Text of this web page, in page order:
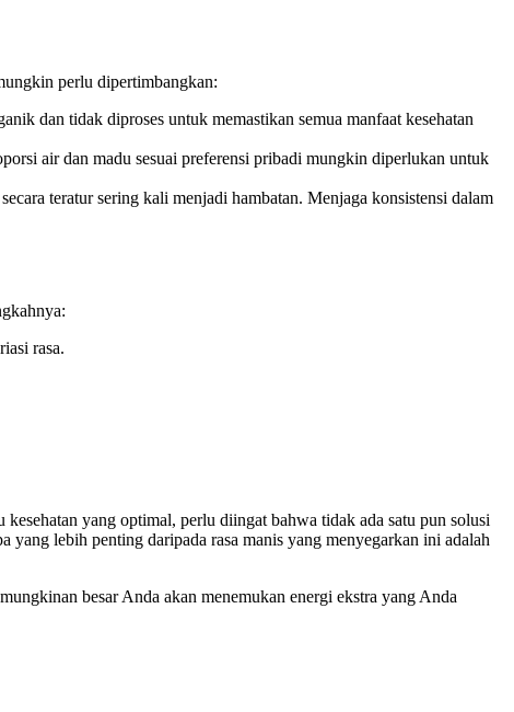
perlu dipertimbangkan:
dan tidak diproses untuk memastikan semua manfaat kesehatan
air dan madu sesuai preferensi pribadi mungkin diperlukan untuk
teratur sering kali menjadi hambatan. Menjaga konsistensi dalam
rasa.
yang optimal, perlu diingat bahwa tidak ada satu pun solusi
yang lebih penting daripada rasa manis yang menyegarkan ini adalah
besar Anda akan menemukan energi ekstra yang Anda